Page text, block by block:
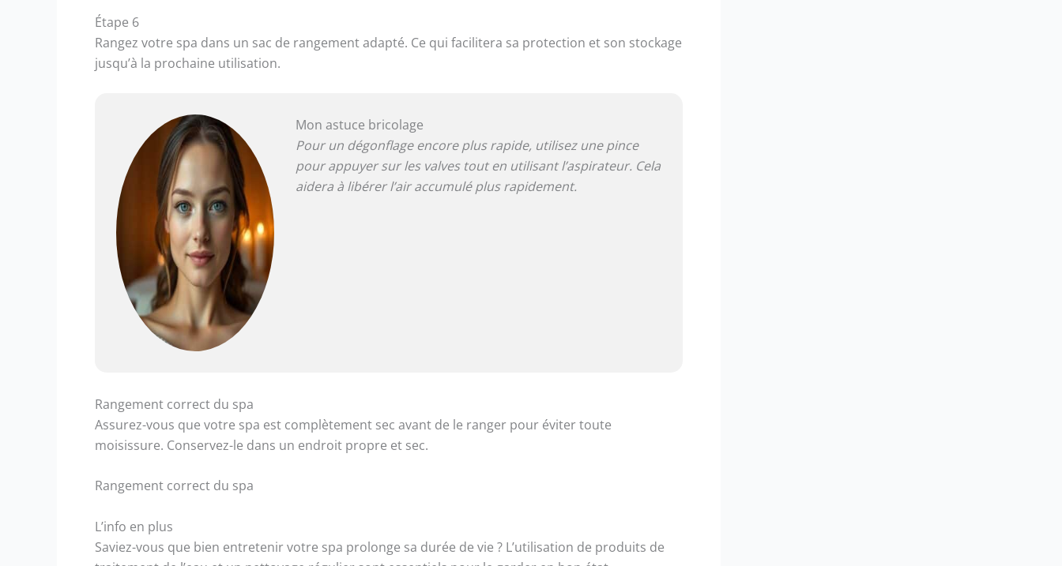
Étape 6
Rangez votre spa dans un sac de rangement adapté. Ce qui facilitera sa protection et son stockage
jusqu’à la prochaine utilisation.
Mon astuce bricolage
Pour un dégonflage encore plus rapide, utilisez une pince
pour appuyer sur les valves tout en utilisant l’aspirateur. Cela
aidera à libérer l’air accumulé plus rapidement.
Rangement correct du spa
Assurez-vous que votre spa est complètement sec avant de le ranger pour éviter toute
moisissure. Conservez-le dans un endroit propre et sec.
Rangement correct du spa
L’info en plus
Saviez-vous que bien entretenir votre spa prolonge sa durée de vie ? L’utilisation de produits de